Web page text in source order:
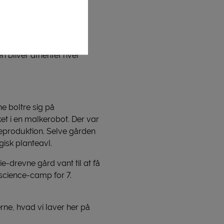
nuanceret billede af
bliver afhentet hver
boltre sig på
i en malkerobot. Der var
Selve gården
planteavl.
drevne gård vant til at få
camp for 7.
hvad vi laver her på